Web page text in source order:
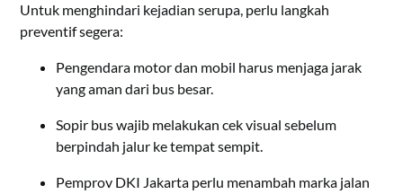
Untuk menghindari kejadian serupa, perlu langkah
preventif segera:
Pengendara motor dan mobil harus menjaga jarak
yang aman dari bus besar.
Sopir bus wajib melakukan cek visual sebelum
berpindah jalur ke tempat sempit.
Pemprov DKI Jakarta perlu menambah marka jalan